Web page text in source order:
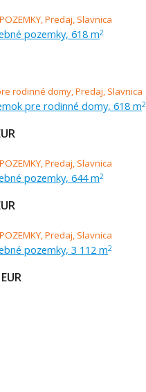
pozemky, 618 m2
pre rodinné domy, 618 m2
pozemky, 644 m2
pozemky, 3 112 m2
EUR